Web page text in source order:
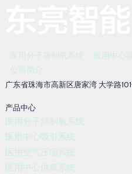
医用分子筛制氧系统 医用中心
公司简介
广东省珠海市高新区唐家湾 大学路
产品中心
医用分子筛制氧系统
医用中心吸引系统
医用空气压缩系统
医用中心供氧系统